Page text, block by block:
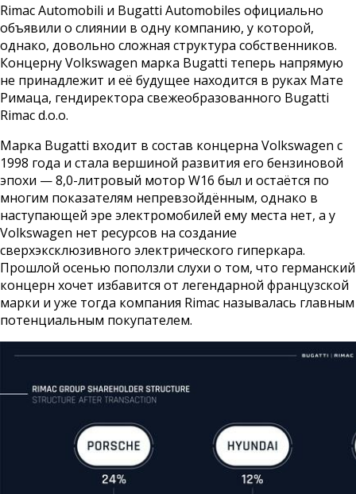
Rimac Automobili и Bugatti Automobiles официально
объявили о слиянии в одну компанию, у которой,
однако, довольно сложная структура собственников.
Концерну Volkswagen марка Bugatti теперь напрямую
не принадлежит и её будущее находится в руках Мате
Римаца, гендиректора свежеобразованного Bugatti
Rimac d.o.o.
Марка Bugatti входит в состав концерна Volkswagen c
1998 года и стала вершиной развития его бензиновой
эпохи — 8,0-литровый мотор W16 был и остаётся по
многим показателям непревзойдённым, однако в
наступающей эре электромобилей ему места нет, а у
Volkswagen нет ресурсов на создание
сверхэксклюзивного электрического гиперкара.
Прошлой осенью поползли слухи о том, что германский
концерн хочет избавится от легендарной французской
марки и уже тогда компания Rimac называлась главным
потенциальным покупателем.